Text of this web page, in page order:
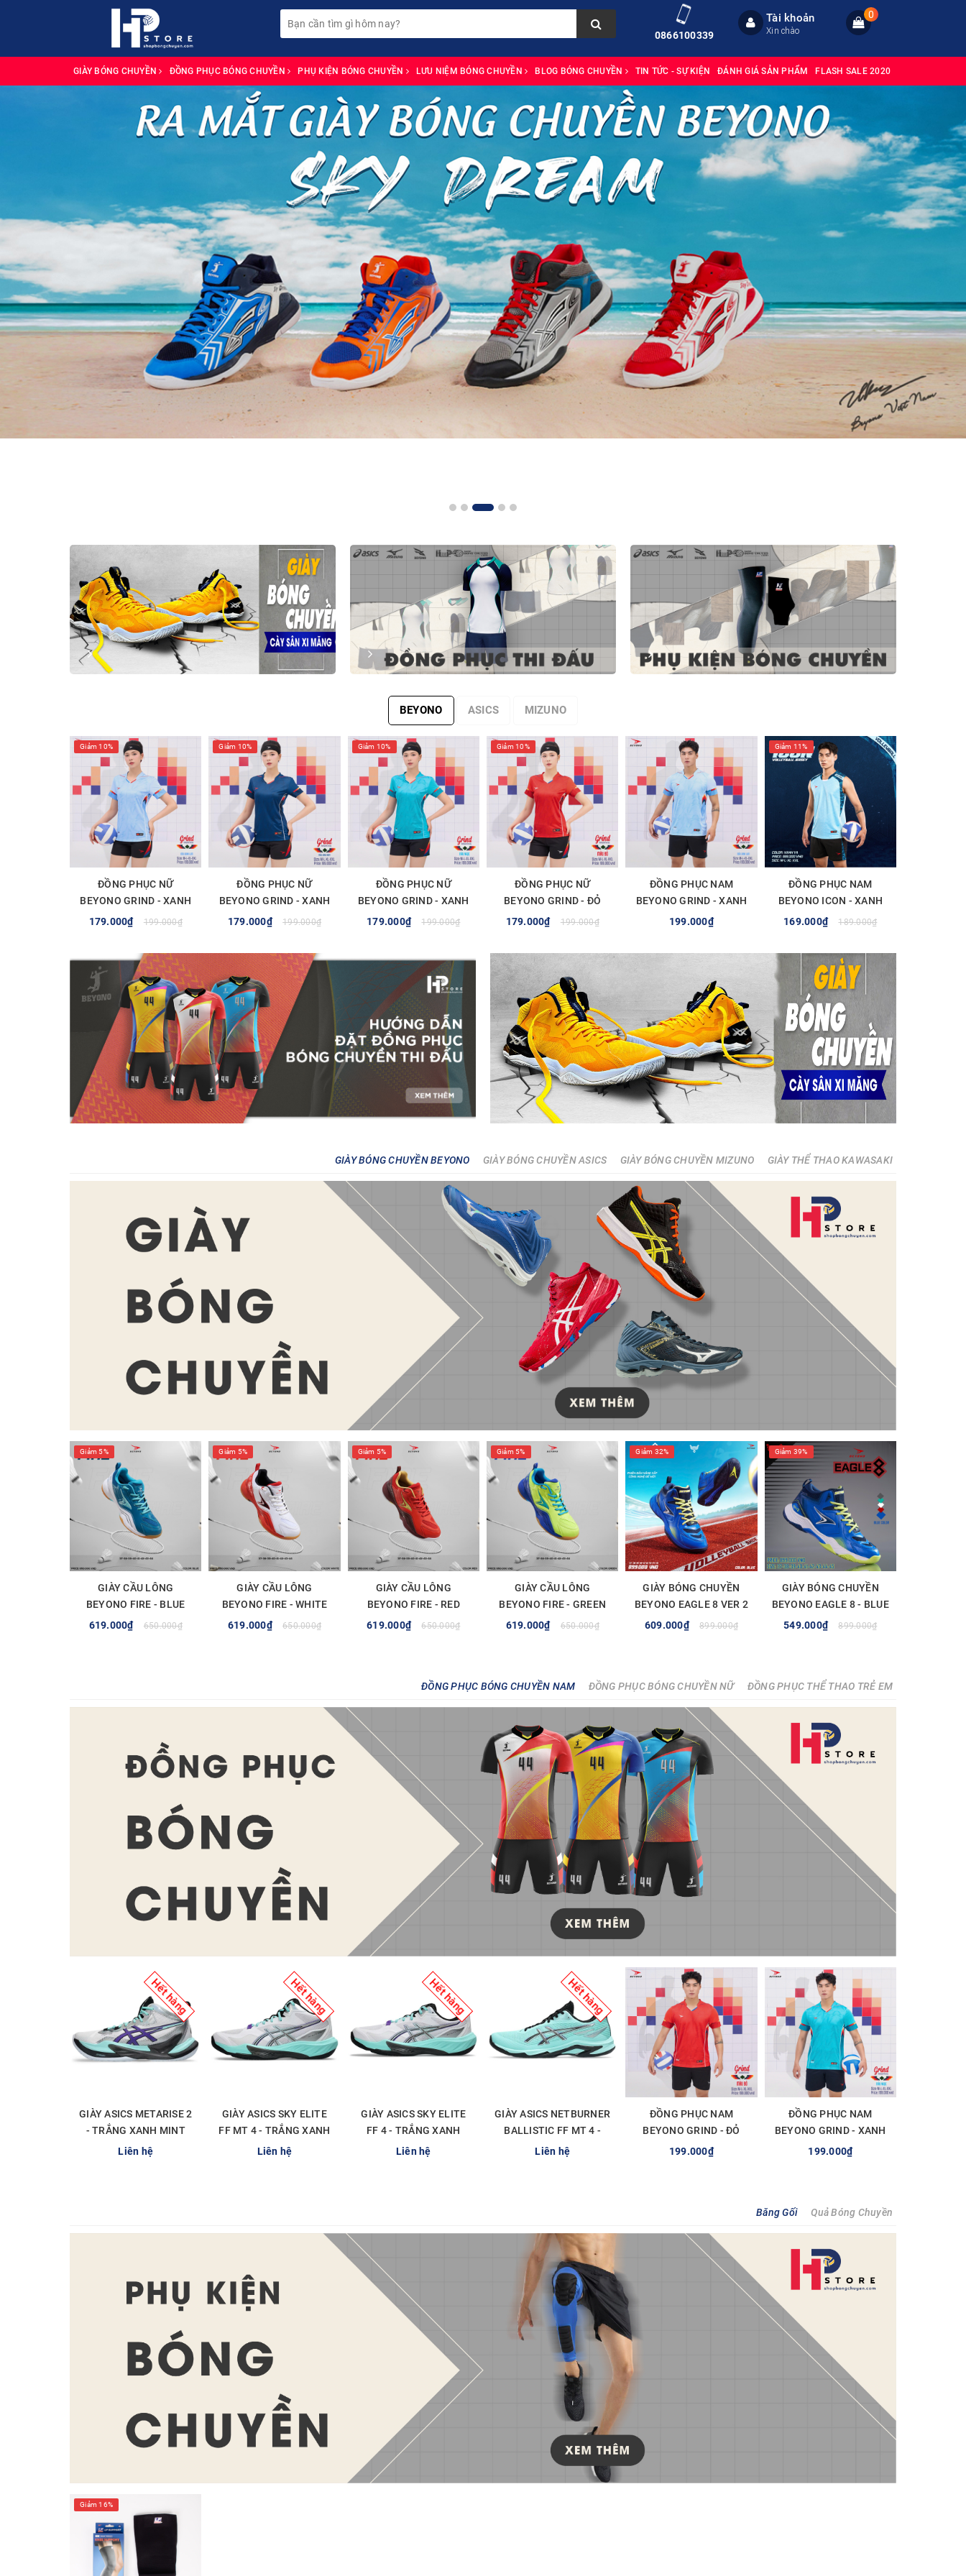
0866100339
Tài khoản
Xin chào
0
GIÀY BÓNG CHUYỀN ĐỒNG PHỤC BÓNG CHUYỀN PHỤ KIỆN BÓNG CHUYỀN LƯU NIỆM BÓNG CHUYỀN BLOG BÓNG CHUYỀN TIN TỨC - SỰ KIỆN ĐÁNH GIÁ SẢN PHẨM FLASH SALE 2020
BEYONO ASICS MIZUNO
Giảm 10%
ĐỒNG PHỤC NỮ
BEYONO GRIND - XANH
LAM
179.000₫ 199.000₫
TÙY CHỌN
Giảm 10%
ĐỒNG PHỤC NỮ
BEYONO GRIND - XANH
NAVY
179.000₫ 199.000₫
TÙY CHỌN
Giảm 10%
ĐỒNG PHỤC NỮ
BEYONO GRIND - XANH
NGỌC
179.000₫ 199.000₫
TÙY CHỌN
Giảm 10%
ĐỒNG PHỤC NỮ
BEYONO GRIND - ĐỎ
179.000₫
199.000₫
ĐỒNG PHỤC NAM
BEYONO GRIND - XANH
LAM
199.000₫
TÙY CHỌN
Giảm 11%
ĐỒNG PHỤC NAM
BEYONO ICON - XANH
YA
169.000₫ 189.000₫
TÙY CHỌN
GIÀY BÓNG CHUYỀN BEYONO GIÀY BÓNG CHUYỀN ASICS GIÀY BÓNG CHUYỀN MIZUNO GIÀY THỂ THAO KAWASAKI
Giảm 5%
GIÀY CẦU LÔNG
BEYONO FIRE - BLUE
619.000₫
650.000₫
Giảm 5%
GIÀY CẦU LÔNG
BEYONO FIRE - WHITE
619.000₫
650.000₫
Giảm 5%
GIÀY CẦU LÔNG
BEYONO FIRE - RED
619.000₫
650.000₫
Giảm 5%
GIÀY CẦU LÔNG
BEYONO FIRE - GREEN
619.000₫
650.000₫
Giảm 32%
GIÀY BÓNG CHUYỀN
BEYONO EAGLE 8 VER 2
- BLUE
609.000₫ 899.000₫
Giảm 39%
GIÀY BÓNG CHUYỀN
BEYONO EAGLE 8 - BLUE
549.000₫
899.000₫
ĐỒNG PHỤC BÓNG CHUYỀN NAM
ĐỒNG PHỤC BÓNG CHUYỀN NỮ ĐỒNG PHỤC THỂ THAO TRẺ EM
Hết hàng
GIÀY ASICS METARISE 2
- TRẮNG XANH MINT
Liên hệ
Hết hàng
GIÀY ASICS SKY ELITE
FF MT 4 - TRẮNG XANH
MINT
Liên hệ
Hết hàng
GIÀY ASICS SKY ELITE
FF 4 - TRẮNG XANH
MINT
Liên hệ
Hết hàng
GIÀY ASICS NETBURNER
BALLISTIC FF MT 4 -
XANH MINT ĐEN
Liên hệ
ĐỒNG PHỤC NAM
BEYONO GRIND - ĐỎ
199.000₫
ĐỒNG PHỤC NAM
BEYONO GRIND - XANH
NGỌC
199.000₫
Băng Gối
Quả Bóng Chuyền
Giảm 16%